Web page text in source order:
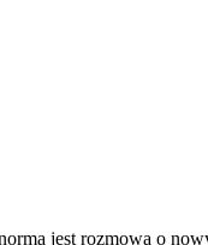
jest rozmowa o